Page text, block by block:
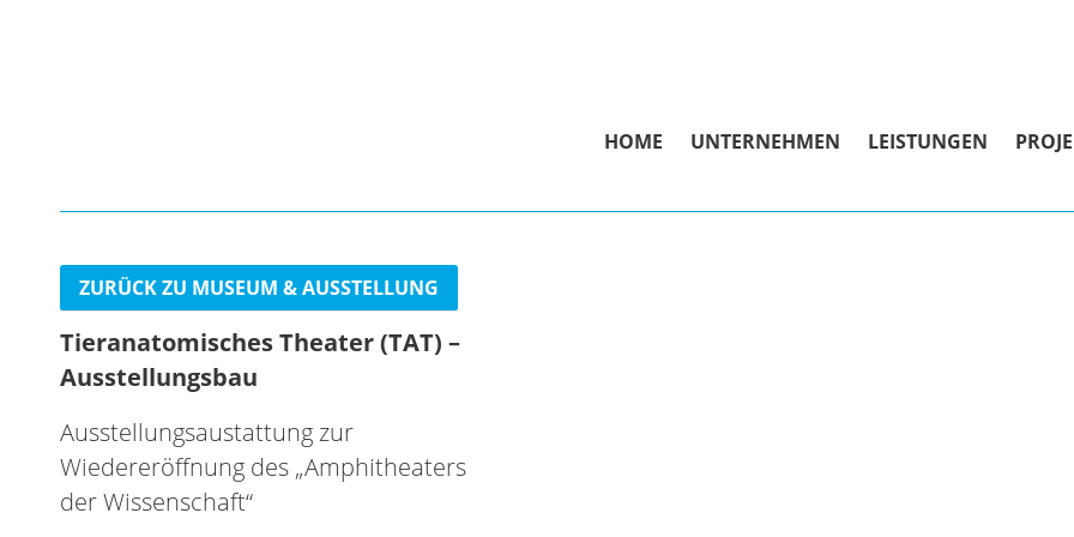
HOME UNTERNEHMEN LEISTUNGEN
ZURÜCK ZU MUSEUM & AUSSTELLUNG
Tieranatomisches Theater (TAT) –
Ausstellungsbau
Ausstellungsaustattung zur
Wiedereröffnung des „Amphitheaters
der Wissenschaft“